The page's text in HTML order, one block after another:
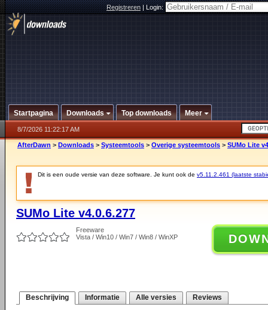
Registreren|Login:
Startpagina Downloads Top downloads Meer
8/7/2026 11:22:17 AM
AfterDawn > Downloads > Systeemtools > Overige systeemtools > SUMo Lite
Dit is een oude versie van deze software. Je kunt ook de v5.11.2.461 (laatste
SUMo Lite v4.0.6.277
Freeware
Vista / Win10 / Win7 / Win8 / WinXP
Beschrijving Informatie Alle versies Reviews